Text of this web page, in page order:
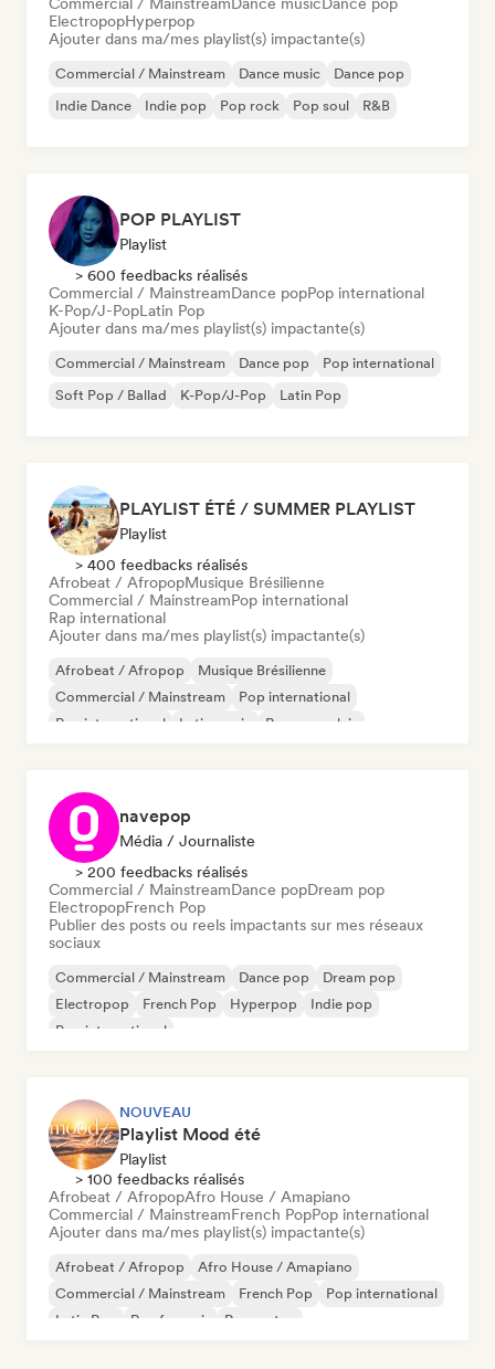
ElectropopHyperpop
Ajouter dans ma/mes playlist(s) impactante(s)
Commercial / Mainstream Dance music
Dance pop
Indie Dance
Indie pop Pop rock Pop soul R&B
POP PLAYLIST
Playlist
> 600 feedbacks réalisés
Commercial / MainstreamDance popPop international
K-Pop/J-PopLatin Pop
Ajouter dans ma/mes playlist(s) impactante(s)
Commercial / Mainstream Dance pop
Pop international
Soft Pop / Ballad
K-Pop/J-Pop Latin Pop
PLAYLIST ÉTÉ / SUMMER PLAYLIST
Playlist
> 400 feedbacks réalisés
Afrobeat / AfropopMusique Brésilienne
Commercial / MainstreamPop international
Rap international
Ajouter dans ma/mes playlist(s) impactante(s)
Afrobeat / Afropop
Musique Brésilienne
Commercial / Mainstream
Pop international
Rap international
Latin music
Rap en anglais
navepop
Média / Journaliste
> 200 feedbacks réalisés
Commercial / MainstreamDance popDream pop
ElectropopFrench Pop
Publier des posts ou reels impactants sur mes réseaux
sociaux
Commercial / Mainstream Dance pop
Dream pop
Electropop
French Pop Hyperpop
Indie pop
Pop international
NOUVEAU
Playlist Mood été
Playlist
> 100 feedbacks réalisés
Afrobeat / AfropopAfro House / Amapiano
Commercial / MainstreamFrench PopPop international
Ajouter dans ma/mes playlist(s) impactante(s)
Afrobeat / Afropop
Afro House / Amapiano
Commercial / Mainstream
French Pop
Pop international
Latin Pop
Rap francais Reggaeton